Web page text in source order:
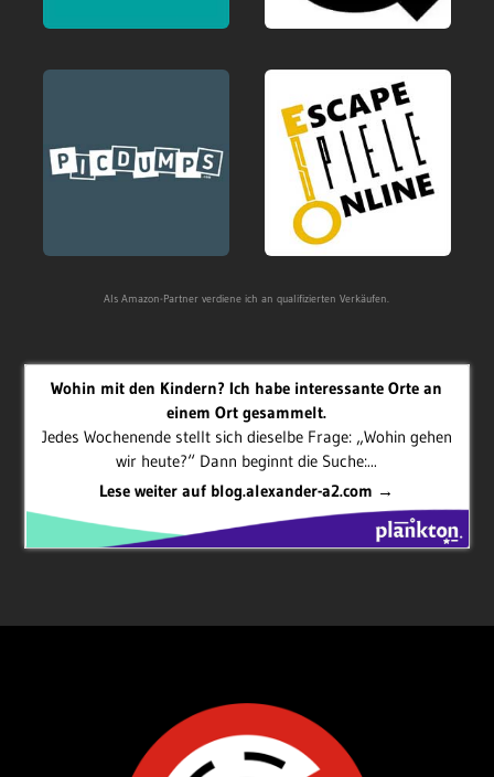
Als Amazon-Partner verdiene ich an qualifizierten Verkäufen.
Wohin mit den Kindern? Ich habe interessante Orte an
einem Ort gesammelt.
Jedes Wochenende stellt sich dieselbe Frage: „Wohin gehen
wir heute?“ Dann beginnt die Suche:...
Lese weiter auf blog.alexander-a2.com →